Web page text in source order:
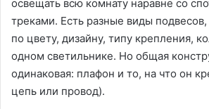
освещать всю комнату наравне со
треками. Есть разные виды
по цвету, дизайну, типу крепления,
одном светильнике. Но общая
одинаковая: плафон и то, на что он
цепь или провод).